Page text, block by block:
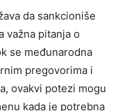
da sankcioniše
važna pitanja o
se međunarodna
pregovorima i
ovakvi potezi mogu
kada je potrebna